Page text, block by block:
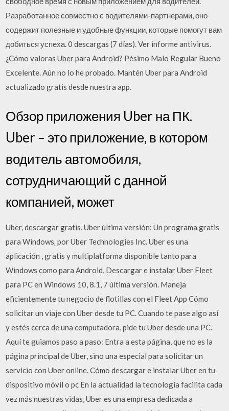
Разработанное совместно с водителями-партнерами, оно
содержит полезные и удобные функции, которые помогут вам
добиться успеха. 0 descargas (7 días). Ver informe antivirus.
¿Cómo valoras Uber para Android? Pésimo Malo Regular Bueno
Excelente. Aún no lo he probado. Mantén Uber para Android
actualizado gratis desde nuestra app.
Обзор приложения Uber на ПК.
Uber – это приложение, в котором
водитель автомобиля,
сотрудничающий с данной
компанией, может
Uber, descargar gratis. Uber última versión: Un programa gratis
para Windows‚ por Uber Technologies Inc. Uber es una
aplicación , gratis y multiplatforma disponible tanto para
Windows como para Android, Descargar e instalar Uber Fleet
para PC en Windows 10, 8.1, 7 última versión. Maneja
eficientemente tu negocio de flotillas con el Fleet App Cómo
solicitar un viaje con Uber desde tu PC. Cuando te pase algo así
y estés cerca de una computadora, pide tu Uber desde una PC.
Aquí te guiamos paso a paso: Entra a esta página, que no es la
página principal de Uber, sino una especial para solicitar un
servicio con Uber online. Cómo descargar e instalar Uber en tu
dispositivo móvil o pc En la actualidad la tecnología facilita cada
vez más nuestras vidas, Uber es una empresa dedicada a